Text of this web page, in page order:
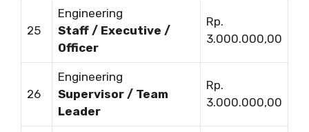
25
Engineering
Staff / Executive /
Officer
Rp.
3.000.000,00
26
Engineering
Supervisor / Team
Leader
Rp.
3.000.000,00